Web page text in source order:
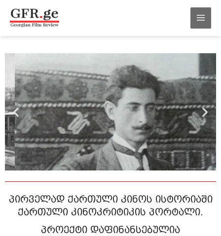
გადასვლა
პირველად ქართული კინოს ისტორიაში
ქართული კინოკრიტიკის პორტალი.
პროექტი დაფინანსებულია